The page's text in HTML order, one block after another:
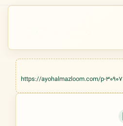
https://ayohalmazloom.com/p-30907